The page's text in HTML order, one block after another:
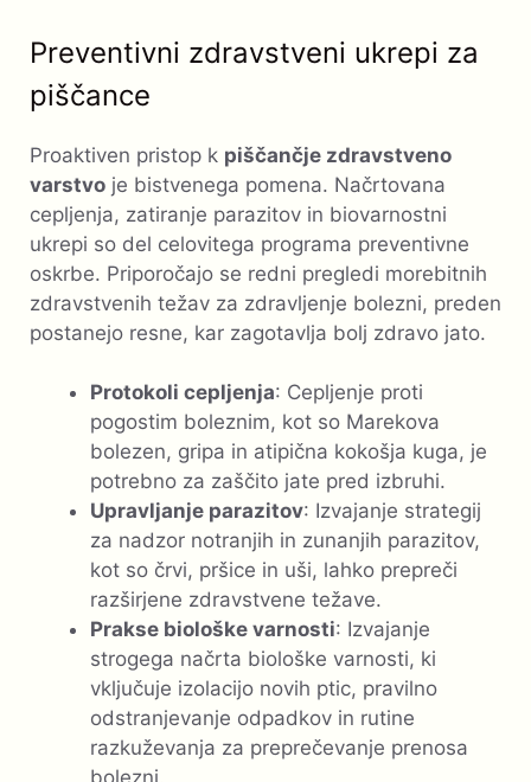
Preventivni zdravstveni ukrepi za
piščance
Proaktiven pristop k piščančje zdravstveno
varstvo je bistvenega pomena. Načrtovana
cepljenja, zatiranje parazitov in biovarnostni
ukrepi so del celovitega programa preventivne
oskrbe. Priporočajo se redni pregledi morebitnih
zdravstvenih težav za zdravljenje bolezni, preden
postanejo resne, kar zagotavlja bolj zdravo jato.
Protokoli cepljenja: Cepljenje proti
pogostim boleznim, kot so Marekova
bolezen, gripa in atipična kokošja kuga, je
potrebno za zaščito jate pred izbruhi.
Upravljanje parazitov: Izvajanje strategij
za nadzor notranjih in zunanjih parazitov,
kot so črvi, pršice in uši, lahko prepreči
razširjene zdravstvene težave.
Prakse biološke varnosti: Izvajanje
strogega načrta biološke varnosti, ki
vključuje izolacijo novih ptic, pravilno
odstranjevanje odpadkov in rutine
razkuževanja za preprečevanje prenosa